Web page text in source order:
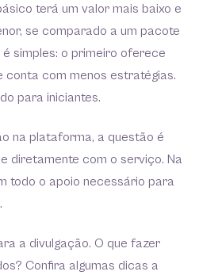
terá um valor mais baixo e
se comparado a um pacote
simples: o primeiro oferece
conta com menos estratégias.
para iniciantes.
na plataforma, a questão é
diretamente com o serviço. Na
todo o apoio necessário para
a divulgação. O que fazer
Confira algumas dicas a